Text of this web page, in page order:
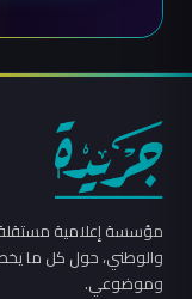
مؤسسة إعلامية مستقلة
والوطني، حول كل ما
وموضوعي.